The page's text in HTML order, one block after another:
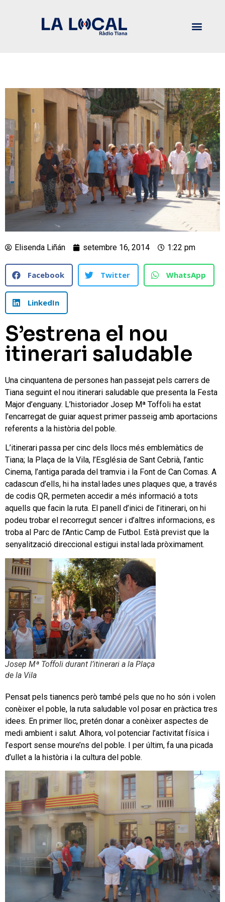
Elisenda Liñán setembre 16, 2014 1:22 pm
Facebook Twitter WhatsApp
LinkedIn
S’estrena el nou
itinerari saludable
Una cinquantena de persones han passejat pels carrers de
Tiana seguint el nou itinerari saludable que presenta la Festa
Major d’enguany. L’historiador Josep Mª Toffoli ha estat
l’encarregat de guiar aquest primer passeig amb aportacions
referents a la història del poble.
L’itinerari passa per cinc dels llocs més emblemàtics de
Tiana; la Plaça de la Vila, l’Església de Sant Cebrià, l’antic
Cinema, l’antiga parada del tramvia i la Font de Can Comas. A
cadascun d’ells, hi ha instal·lades unes plaques que, a través
de codis QR, permeten accedir a més informació a tots
aquells que facin la ruta. El panell d’inici de l’itinerari, on hi
podeu trobar el recorregut sencer i d’altres informacions, es
troba al Parc de l’Antic Camp de Futbol. Està previst que la
senyalització direccional estigui instal·lada pròximament.
Josep Mª Toffoli durant l’itinerari a la Plaça
de la Vila
Pensat pels tianencs però també pels que no ho són i volen
conèixer el poble, la ruta saludable vol posar en pràctica tres
idees. En primer lloc, pretén donar a conèixer aspectes de
medi ambient i salut. Alhora, vol potenciar l’activitat física i
l’esport sense moure’ns del poble. I per últim, fa una picada
d’ullet a la història i la cultura del poble.